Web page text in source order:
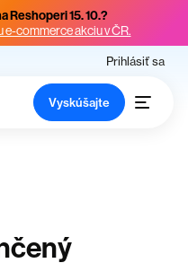
Reshoperi 15. 10.?
e-commerce akciu v ČR.
Prihlásiť sa
Vyskúšajte